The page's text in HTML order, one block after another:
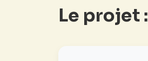
Le projet :